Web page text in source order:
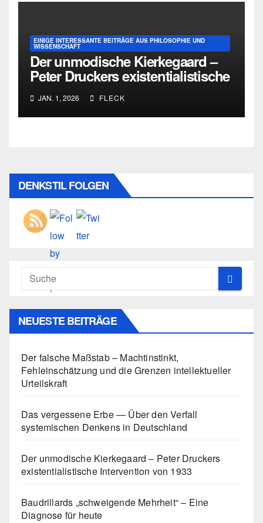
EINIGE INTERESSANTE BEITRÄGE AUS PHILOSOPHIE UND
WISSENSCHAFT
Der unmodische Kierkegaard –
Peter Druckers existentialistische
Intervention von 1933
JAN. 1, 2026 FLECK
DENKSTIL FOLGEN
NEUESTE BEITRÄGE
Der falsche Maßstab – Machtinstinkt,
Fehleinschätzung und die Grenzen intellektueller
Urteilskraft
Das vergessene Erbe — Über den Verfall
systemischen Denkens in Deutschland
Der unmodische Kierkegaard – Peter Druckers
existentialistische Intervention von 1933
Baudrillards „schweigende Mehrheit“ – Eine
Diagnose für heute